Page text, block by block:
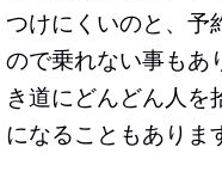
つけにくいのと、予
ので乗れない事もあ
き道にどんどん人を
になることもありま